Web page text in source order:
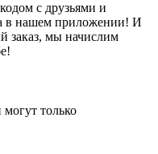
с друзьями и
в нашем приложении! И
заказ, мы начислим
только